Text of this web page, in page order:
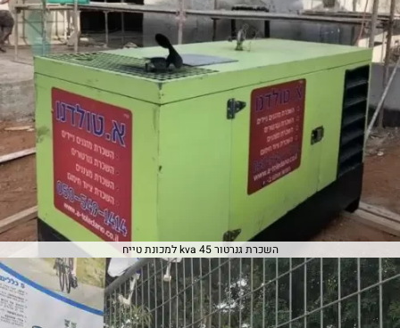
השכרת גנרטור 45 kva למכונת טייח